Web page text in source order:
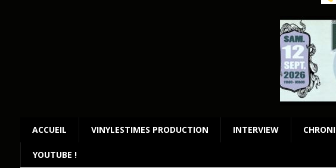
ACCUEIL VINYLESTIMES PRODUCTION INTERVIEW
YOUTUBE !